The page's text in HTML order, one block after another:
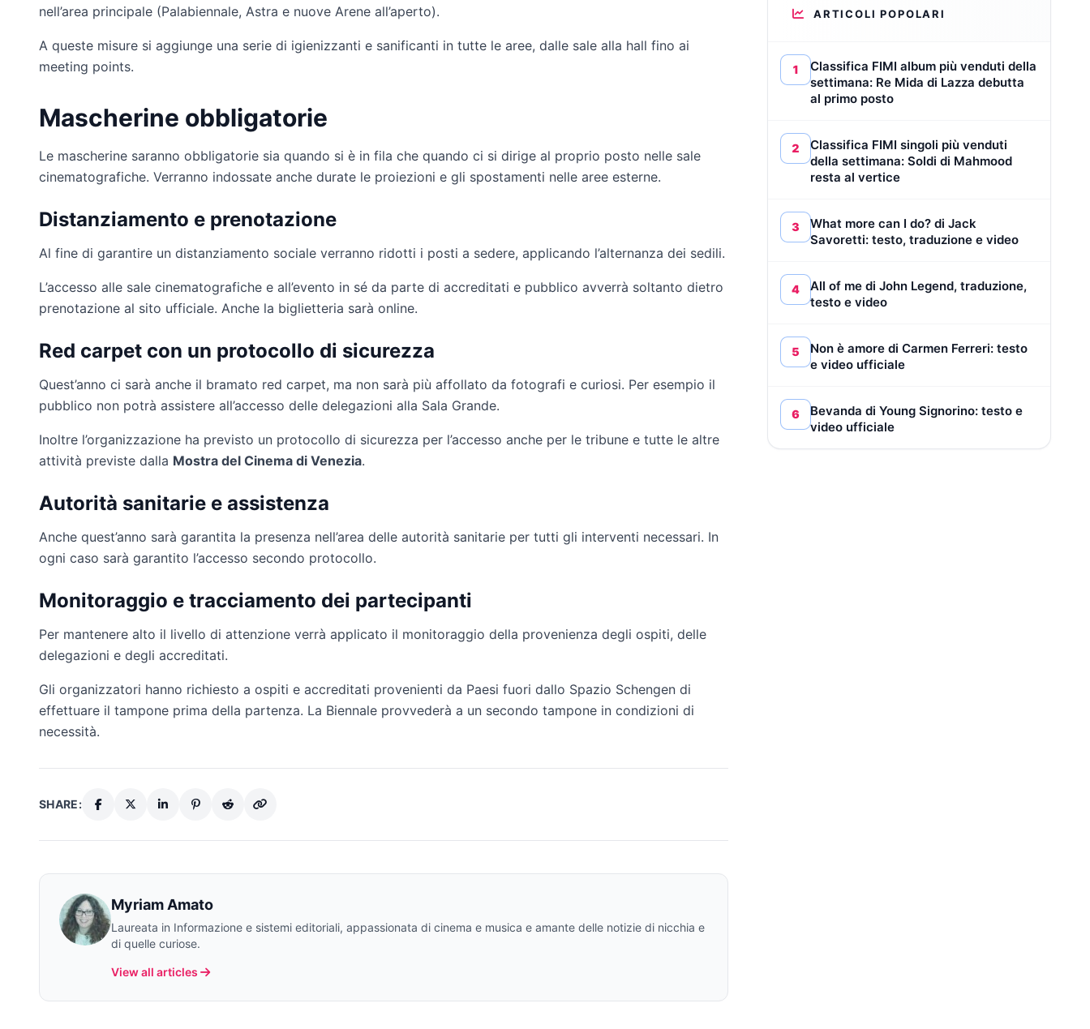
nell’area principale (Palabiennale, Astra e nuove Arene all’aperto).
A queste misure si aggiunge una serie di igienizzanti e sanificanti in tutte le aree, dalle sale alla hall fino ai
meeting points.
Mascherine obbligatorie
Le mascherine saranno obbligatorie sia quando si è in fila che quando ci si dirige al proprio posto nelle sale
cinematografiche. Verranno indossate anche durate le proiezioni e gli spostamenti nelle aree esterne.
Distanziamento e prenotazione
Al fine di garantire un distanziamento sociale verranno ridotti i posti a sedere, applicando l’alternanza dei sedili.
L’accesso alle sale cinematografiche e all’evento in sé da parte di accreditati e pubblico avverrà soltanto dietro
prenotazione al sito ufficiale. Anche la biglietteria sarà online.
Red carpet con un protocollo di sicurezza
Quest’anno ci sarà anche il bramato red carpet, ma non sarà più affollato da fotografi e curiosi. Per esempio il
pubblico non potrà assistere all’accesso delle delegazioni alla Sala Grande.
Inoltre l’organizzazione ha previsto un protocollo di sicurezza per l’accesso anche per le tribune e tutte le altre
attività previste dalla Mostra del Cinema di Venezia.
Autorità sanitarie e assistenza
Anche quest’anno sarà garantita la presenza nell’area delle autorità sanitarie per tutti gli interventi necessari. In
ogni caso sarà garantito l’accesso secondo protocollo.
Monitoraggio e tracciamento dei partecipanti
Per mantenere alto il livello di attenzione verrà applicato il monitoraggio della provenienza degli ospiti, delle
delegazioni e degli accreditati.
Gli organizzatori hanno richiesto a ospiti e accreditati provenienti da Paesi fuori dallo Spazio Schengen di
effettuare il tampone prima della partenza. La Biennale provvederà a un secondo tampone in condizioni di
necessità.
SHARE:
Myriam Amato
Laureata in Informazione e sistemi editoriali, appassionata di cinema e musica e amante delle notizie di nicchia e
di quelle curiose.
View all articles
ARTICOLI POPOLARI
1
Classifica FIMI album più venduti della
settimana: Re Mida di Lazza debutta
al primo posto
2
Classifica FIMI singoli più venduti
della settimana: Soldi di Mahmood
resta al vertice
3
What more can I do? di Jack
Savoretti: testo, traduzione e video
4
All of me di John Legend, traduzione,
testo e video
5
Non è amore di Carmen Ferreri: testo
e video ufficiale
6
Bevanda di Young Signorino: testo e
video ufficiale